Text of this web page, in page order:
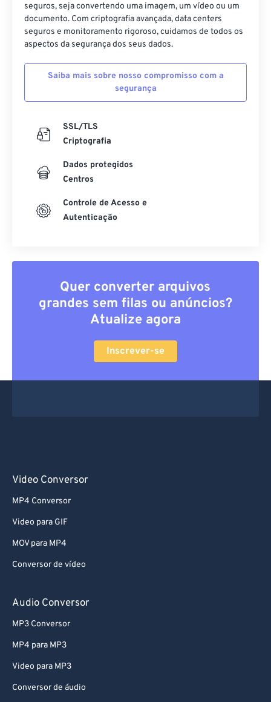
seguros, seja convertendo uma imagem, um vídeo ou um
documento. Com criptografia avançada, data centers
seguros e monitoramento rigoroso, cuidamos de todos os
aspectos da segurança dos seus dados.
Saiba mais sobre nosso compromisso com a
segurança
SSL/TLS
Criptografia
Dados protegidos
Centros
Controle de Acesso e
Autenticação
Quer converter arquivos
grandes sem filas ou anúncios?
Atualize agora
Inscrever-se
Video Conversor
MP4 Conversor
Video para GIF
MOV para MP4
Conversor de vídeo
Audio Conversor
MP3 Conversor
MP4 para MP3
Video para MP3
Conversor de áudio